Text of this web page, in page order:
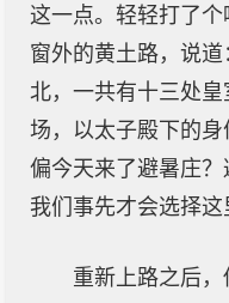
这一点。轻轻打了
窗外的黄土路，说
北，一共有十三处
场，以太子殿下的
偏今天来了避暑庄
我们事先才会选择这
重新上路之后